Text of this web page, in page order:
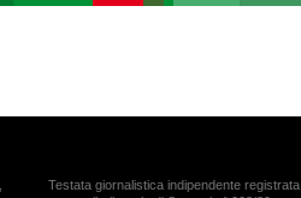
Testata giornalistica indipendente registrata